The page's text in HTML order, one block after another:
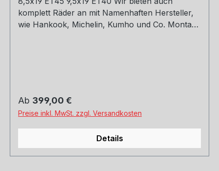
komplett Räder an mit Namenhaften Hersteller,
wie Hankook, Michelin, Kumho und Co. Montage
Regulärer Preis:
Ab 399,00 €
Preise inkl. MwSt. zzgl. Versandkosten
Details